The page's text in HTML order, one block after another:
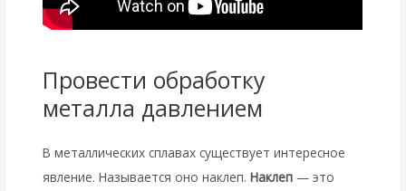
Провести обработку
металла давлением
В металлических сплавах существует интересное
явление. Называется оно наклеп.Наклеп — это